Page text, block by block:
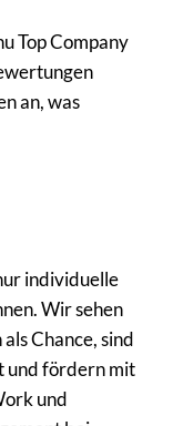
Top Company
an, was
individuelle
Wir sehen
Chance, sind
und fördern mit
und